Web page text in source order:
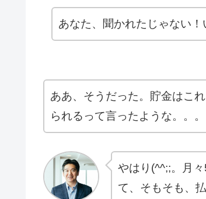
あなた、聞かれたじゃない
ああ、そうだった。貯金はこ
られるって言ったような。。。
やはり(^^;;。月
て、そもそも、